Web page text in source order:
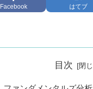
Facebook はてブ
目次